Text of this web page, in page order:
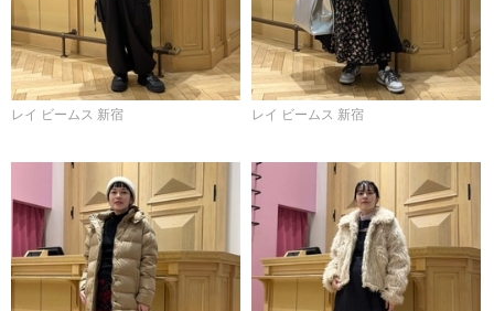
レイ ビームス 新宿 レイ ビームス 新宿